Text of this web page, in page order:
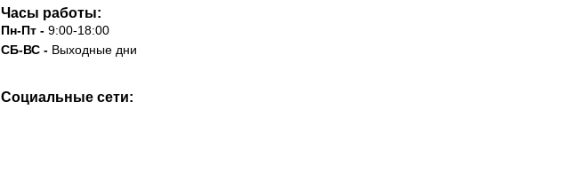
Часы работы:
Пн-Пт - 9:00-18:00
СБ-ВС - Выходные дни
Социальные сети: